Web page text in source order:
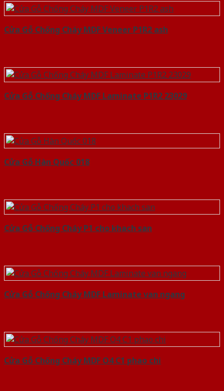
Cửa Gỗ Chống Cháy MDF Veneer P1R2 ash
Cửa Gỗ Chống Cháy MDF Laminate P1R2 23029
Cửa Gỗ Hàn Quốc 018
Cửa Gỗ Chống Cháy P1 cho khach san
Cửa Gỗ Chống Cháy MDF Laminate van ngang
Cửa Gỗ Chống Cháy MDF O4 C1 phao chi